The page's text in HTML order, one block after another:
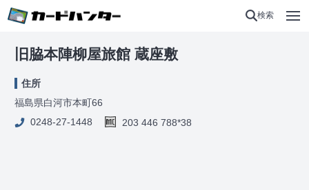
検索
旧脇本陣柳屋旅館 蔵座敷
住所
福島県白河市本町66
0248-27-1448
203 446 788*38